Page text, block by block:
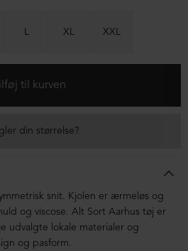
L XL XXL
din størrelse?
snit. Kjolen er ærmeløs og
og viscose. Alt Sort Aarhus tøj er
udvalgte lokale materialer og
og pasform.